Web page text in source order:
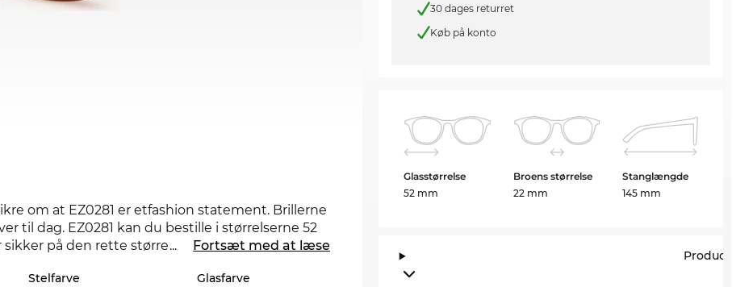
om at EZ0281 er etfashion statement. Brillerne
til dag. EZ0281 kan du bestille i størrelserne 52
på den rette størrelse, kan du sagtens
EZ0281 kan også fås i flere styles fraZegna
... Fortsæt med at læse
Stelfarve Glasfarve
30 dages returret
Køb på konto
Glasstørrelse
52 mm
Broens størrelse
22 mm
Stanglængde
145 mm